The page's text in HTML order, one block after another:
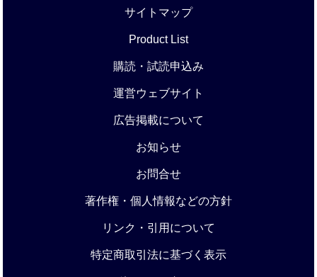
サイトマップ
Product List
購読・試読申込み
運営ウェブサイト
広告掲載について
お知らせ
お問合せ
著作権・個人情報などの方針
リンク・引用について
特定商取引法に基づく表示